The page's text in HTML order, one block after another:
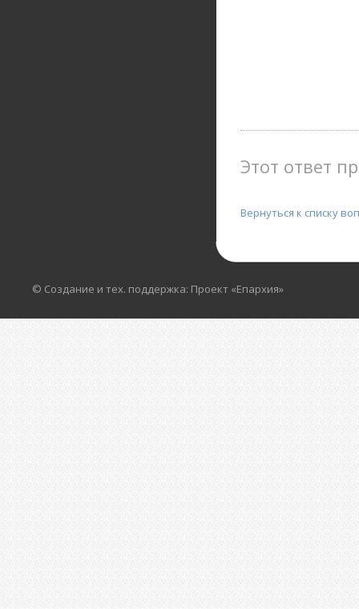
Этот ответ
Вернуться к списку
© Создание и тех. поддержка: Проект «Епархия»